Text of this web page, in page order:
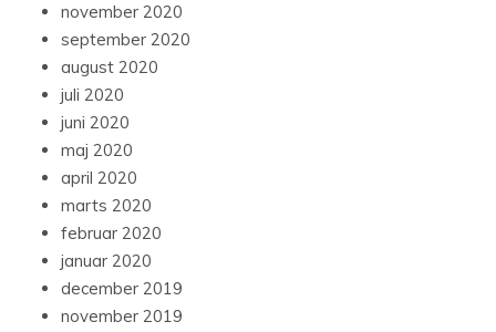
november 2020
september 2020
august 2020
juli 2020
juni 2020
maj 2020
april 2020
marts 2020
februar 2020
januar 2020
december 2019
november 2019